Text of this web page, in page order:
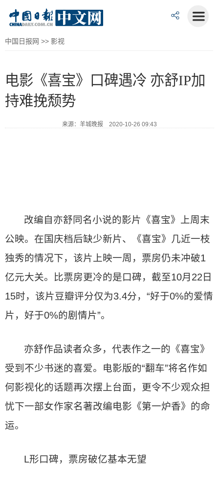
中国日报网 >> 影视
电影《喜宝》口碑遇冷 亦舒IP加
持难挽颓势
来源：羊城晚报 2020-10-26 09:43
改编自亦舒同名小说的影片《喜宝》上周末
公映。在国庆档后缺少新片、《喜宝》几近一枝
独秀的情况下，该片上映一周，票房仍未冲破1
亿元大关。比票房更冷的是口碑，截至10月22日
15时，该片豆瓣评分仅为3.4分，“好于0%的爱情
片，好于0%的剧情片”。
亦舒作品读者众多，代表作之一的《喜宝》
受到不少书迷的喜爱。电影版的“翻车”将名作如
何影视化的话题再次摆上台面，更令不少观众担
忧下一部女作家名著改编电影《第一炉香》的命
运。
L形口碑，票房破亿基本无望